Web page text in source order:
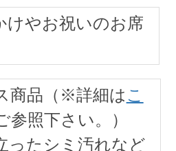
けやお祝いのお席
商品（※詳細は こ
参照下さい。）
ったシミ汚れなど